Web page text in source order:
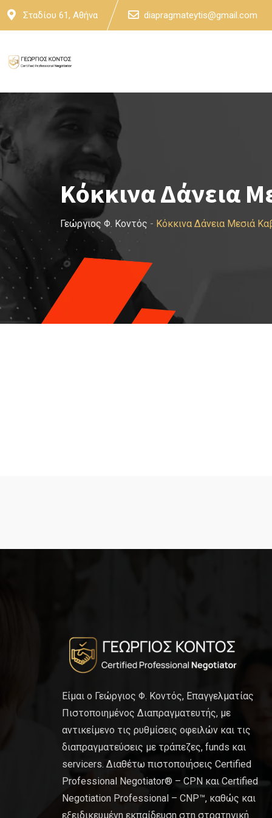
Skip
Σταδίου 61, Αθήνα diapragmateytis@gmail.com
Κόκκινα Δάνεια
Γεώργιος Φ. Κοντός - Κόκκινα Δάνεια Μεσιά
Είμαι ο Γεώργιος Φ. Κοντός, Επαγγελματίας
Πιστοποιημένος Διαπραγματευτής, με
αντικείμενο τις ρυθμίσεις οφειλών και τις
διαπραγματεύσεις με τράπεζες, funds και
servicers. Διαθέτω πιστοποιήσεις Certified
Professional Negotiator® – CPN και Certified
Negotiation Professional – CNP™, καθώς και
εξειδικευμένη εκπαίδευση στη στρατηγική